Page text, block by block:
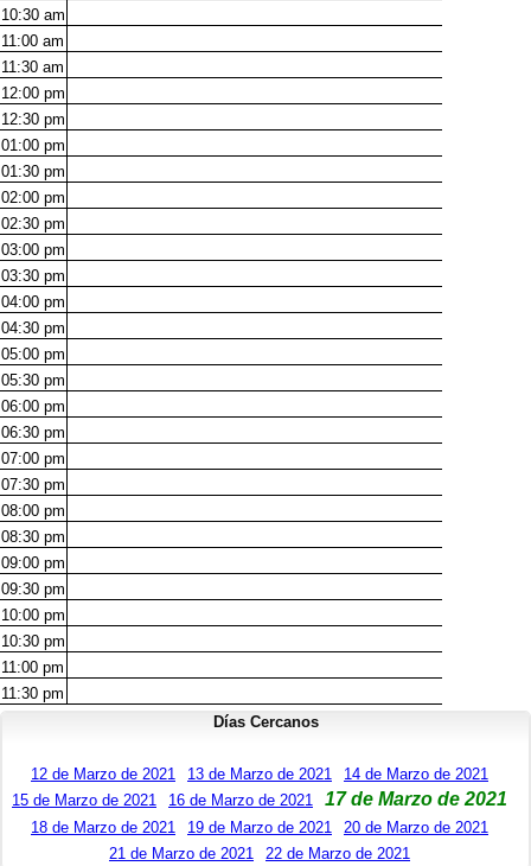
10:30 am
11:00 am
11:30 am
12:00 pm
12:30 pm
01:00 pm
01:30 pm
02:00 pm
02:30 pm
03:00 pm
03:30 pm
04:00 pm
04:30 pm
05:00 pm
05:30 pm
06:00 pm
06:30 pm
07:00 pm
07:30 pm
08:00 pm
08:30 pm
09:00 pm
09:30 pm
10:00 pm
10:30 pm
11:00 pm
11:30 pm
Días Cercanos
12 de Marzo de 2021 13 de Marzo de 2021
14 de Marzo de 2021
15 de Marzo de 2021
16 de Marzo de 2021 17 de Marzo de 2021
18 de Marzo de 2021 19 de Marzo de 2021
20 de Marzo de 2021
21 de Marzo de 2021
22 de Marzo de 2021